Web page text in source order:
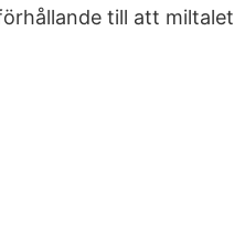
till att miltalet